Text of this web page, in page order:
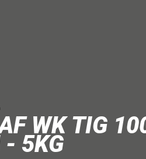
WK TIG
5KG